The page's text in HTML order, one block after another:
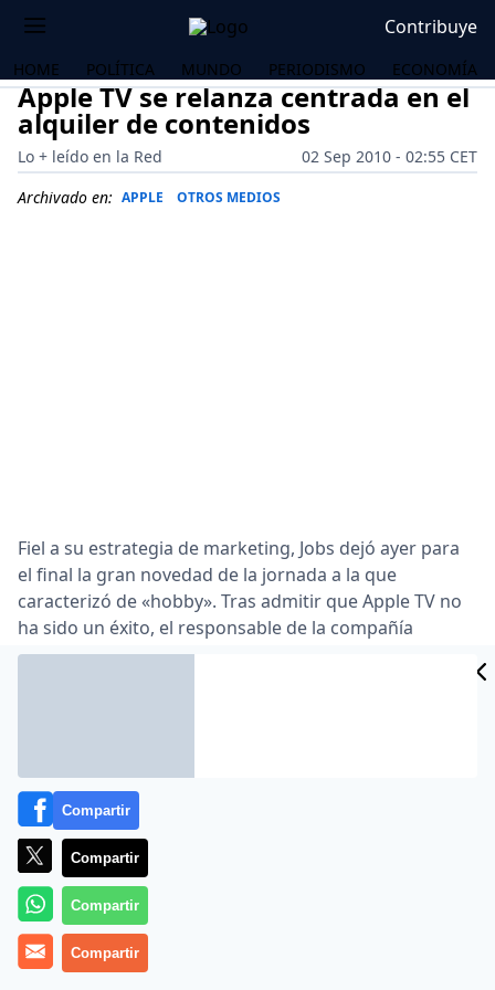
Contribuye
HOME POLÍTICA MUNDO PERIODISMO ECONOMÍA
Apple TV se relanza centrada en el
alquiler de contenidos
Lo + leído en la Red
02 Sep 2010 - 02:55 CET
Archivado en: APPLE OTROS MEDIOS
Fiel a su estrategia de marketing, Jobs dejó ayer para
el final la gran novedad de la jornada a la que
caracterizó de «hobby». Tras admitir que Apple TV no
ha sido un éxito, el responsable de la compañía
presentó la nueva versión de su estrategia audiovisual
programas d televisión y 4,99 en caso de películas
nuevas en alta definición) y no hay que gestionar
dispositivos de almacenamiento …
Lea el artículo completo en
Compartir
Compartir
Compartir
Compartir